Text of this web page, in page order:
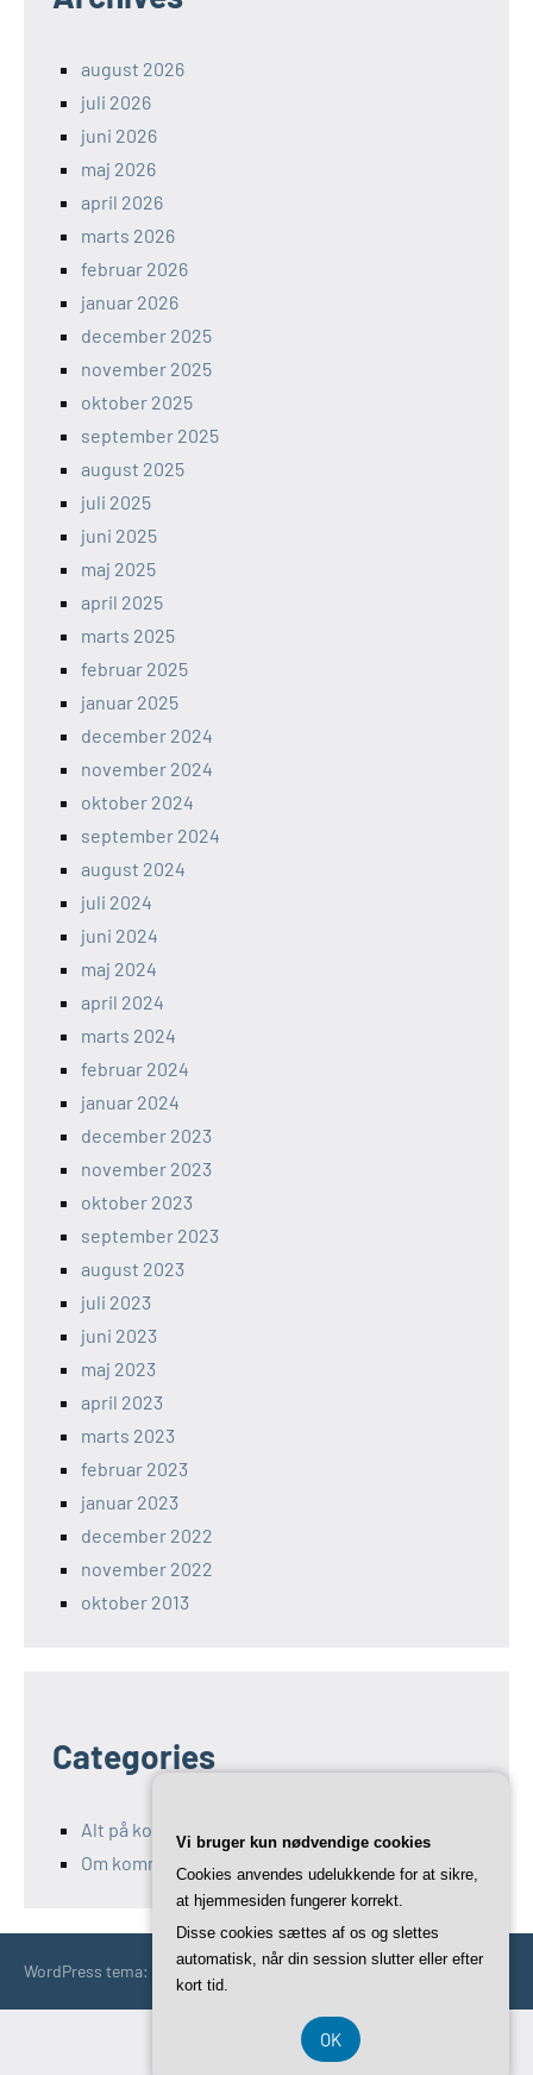
august 2026
juli 2026
juni 2026
maj 2026
april 2026
marts 2026
februar 2026
januar 2026
december 2025
november 2025
oktober 2025
september 2025
august 2025
juli 2025
juni 2025
maj 2025
april 2025
marts 2025
februar 2025
januar 2025
december 2024
november 2024
oktober 2024
september 2024
august 2024
juli 2024
juni 2024
maj 2024
april 2024
marts 2024
februar 2024
januar 2024
december 2023
november 2023
oktober 2023
september 2023
august 2023
juli 2023
juni 2023
maj 2023
april 2023
marts 2023
februar 2023
januar 2023
december 2022
november 2022
oktober 2013
Categories
Alt på kommunikation-11.dk
Om kommunikation og Marketing
WordPress tema: Occasio by ThemeZee.
CVR-Nummer DK3740 7739
Vi bruger kun nødvendige cookies
Cookies anvendes udelukkende for at sikre,
at hjemmesiden fungerer korrekt.
Disse cookies sættes af os og slettes
automatisk, når din session slutter eller efter
kort tid.
OK